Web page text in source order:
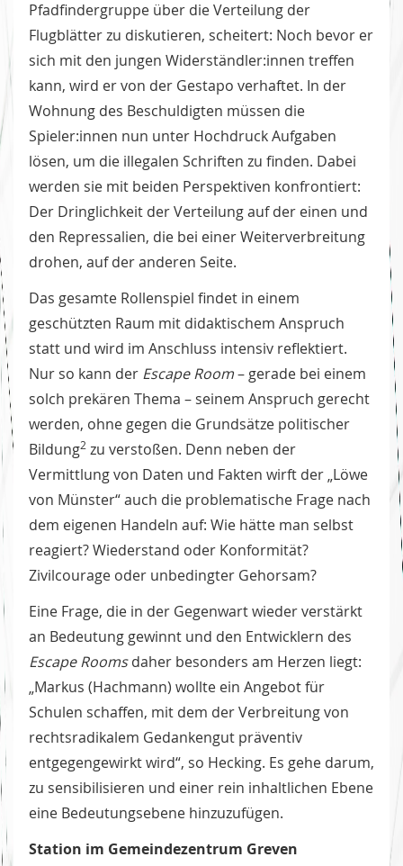
Pfadfindergruppe über die Verteilung der
Flugblätter zu diskutieren, scheitert: Noch bevor er
sich mit den jungen Widerständler:innen treffen
kann, wird er von der Gestapo verhaftet. In der
Wohnung des Beschuldigten müssen die
Spieler:innen nun unter Hochdruck Aufgaben
lösen, um die illegalen Schriften zu finden. Dabei
werden sie mit beiden Perspektiven konfrontiert:
Der Dringlichkeit der Verteilung auf der einen und
den Repressalien, die bei einer Weiterverbreitung
drohen, auf der anderen Seite.
Das gesamte Rollenspiel findet in einem
geschützten Raum mit didaktischem Anspruch
statt und wird im Anschluss intensiv reflektiert.
Nur so kann der Escape Room– gerade bei einem
solch prekären Thema – seinem Anspruch gerecht
werden, ohne gegen die Grundsätze politischer
Bildung2 zu verstoßen. Denn neben der
Vermittlung von Daten und Fakten wirft der „Löwe
von Münster“ auch die problematische Frage nach
dem eigenen Handeln auf: Wie hätte man selbst
reagiert? Wiederstand oder Konformität?
Zivilcourage oder unbedingter Gehorsam?
Eine Frage, die in der Gegenwart wieder verstärkt
an Bedeutung gewinnt und den Entwicklern des
Escape Roomsdaher besonders am Herzen liegt:
„Markus (Hachmann) wollte ein Angebot für
Schulen schaffen, mit dem der Verbreitung von
rechtsradikalem Gedankengut präventiv
entgegengewirkt wird“, so Hecking. Es gehe darum,
zu sensibilisieren und einer rein inhaltlichen Ebene
eine Bedeutungsebene hinzuzufügen.
Station im Gemeindezentrum Greven